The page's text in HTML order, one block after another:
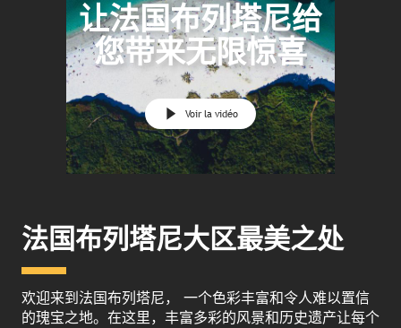
让法国布列塔尼给
您带来无限惊喜
Voir la vidéo
法国布列塔尼大区最美之处
欢迎来到法国布列塔尼， 一个色彩丰富和令人难以置信
的瑰宝之地。在这里，丰富多彩的风景和历史遗产让每个